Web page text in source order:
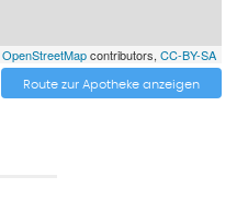
OpenStreetMapcontributors, CC-BY-SA
Route zur Apotheke anzeigen